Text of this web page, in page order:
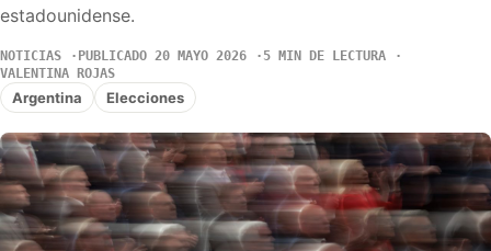
estadounidense.
NOTICIAS PUBLICADO 20 MAYO 2026
5 MIN DE LECTURA
VALENTINA ROJAS
Argentina Elecciones